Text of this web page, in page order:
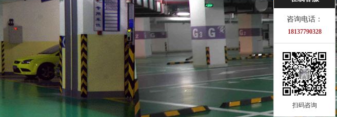
咨询电话：
18137790328
扫码咨询